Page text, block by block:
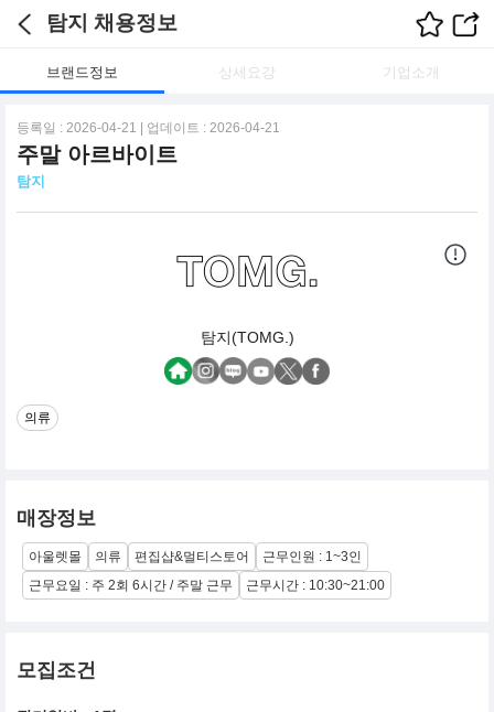
탐지 채용정보
브랜드정보 상세요강 기업소개
등록일 : 2026-04-21 | 업데이트 : 2026-04-21
주말 아르바이트
탐지
탐지(TOMG.)
의류
매장정보
아울렛몰 의류 편집샵&멀티스토어
근무인원 : 1~3인
근무요일 : 주 2회 6시간 / 주말 근무
근무시간 : 10:30~21:00
모집조건